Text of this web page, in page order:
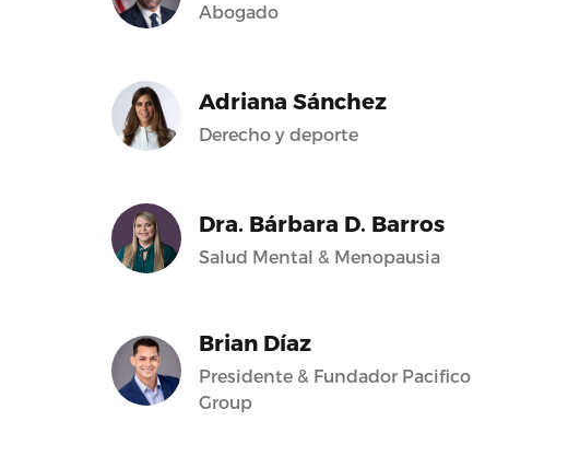
Abogado
Adriana Sánchez
Derecho y deporte
Dra. Bárbara D. Barros
Salud Mental & Menopausia
Brian Díaz
Presidente & Fundador Pacifico
Group